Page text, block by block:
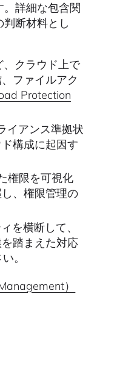
詳細な包含関
断材料とし
、クラウド上で
ファイルアク
Protection
イアンス準拠状
構成に起因す
権限を可視化
、権限管理の
を横断して、
踏まえた対応
。
）